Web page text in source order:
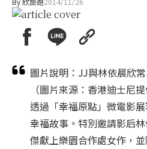
圖片說明：JJ與林依晨欣
（圖片來源：香港迪士尼
透過「幸福原點」微電影
幸福故事。特別邀請影后
傑獻上樂園合作處女作，